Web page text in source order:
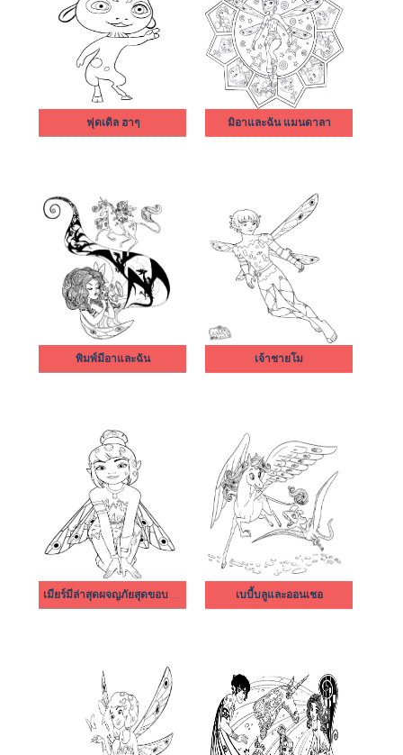
ฟุดเดิล ฮาๆ มิอาและฉัน แมนดาลา
พิมพ์มีอาและฉัน เจ้าชายโม
เมียร์มีล่าสุดผจญภัยสุดขอบฟ้า ธรรมดามาก เบบี้บลูและออนเชอ